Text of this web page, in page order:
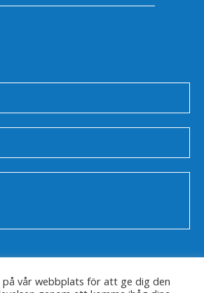
på vår webbplats för att ge dig den